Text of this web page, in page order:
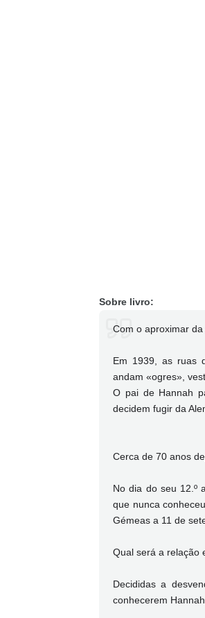
Sobre livro:
Com o aproximar
Em 1939, as ruas
andam «ogres»,
O pai de Hannah
decidem fugir da
Cerca de 70 anos
No dia do seu 12.º
que nunca
Gémeas a 11 de
Qual será a relação
Decididas a
conhecerem